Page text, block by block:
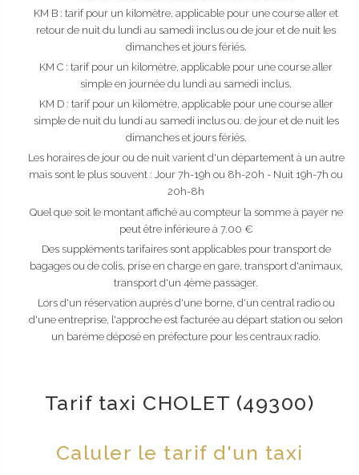
KM B : tarif pour un kilomètre, applicable pour une course aller et
retour de nuit du lundi au samedi inclus ou de jour et de nuit les
dimanches et jours fériés.
KM C : tarif pour un kilomètre, applicable pour une course aller
simple en journée du lundi au samedi inclus.
KM D : tarif pour un kilomètre, applicable pour une course aller
simple de nuit du lundi au samedi inclus ou. de jour et de nuit les
dimanches et jours fériés.
Les horaires de jour ou de nuit varient d'un département à un autre
mais sont le plus souvent : Jour 7h-19h ou 8h-20h - Nuit 19h-7h ou
20h-8h
Quel que soit le montant affiché au compteur la somme à payer ne
peut être inférieure à 7.00 €
Des suppléments tarifaires sont applicables pour transport de
bagages ou de colis, prise en charge en gare, transport d'animaux,
transport d'un 4ème passager.
Lors d'un réservation auprès d'une borne, d'un central radio ou
d'une entreprise, l'approche est facturée au départ station ou selon
un barème déposé en préfecture pour les centraux radio.
Tarif taxi CHOLET (49300)
Caluler le tarif d'un taxi